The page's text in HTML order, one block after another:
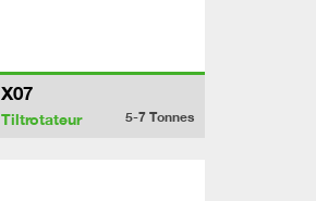
X07
Tiltrotateur 5-7 Tonnes